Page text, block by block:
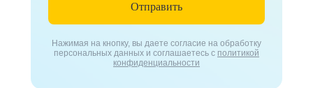
Нажимая на кнопку, вы даете согласие на обработку
персональных данных и соглашаетесь с политикой
конфиденциальности
Отправить